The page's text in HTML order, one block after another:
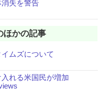
失を警告
ほかの記事
ムズについて
入れる米国民が増加